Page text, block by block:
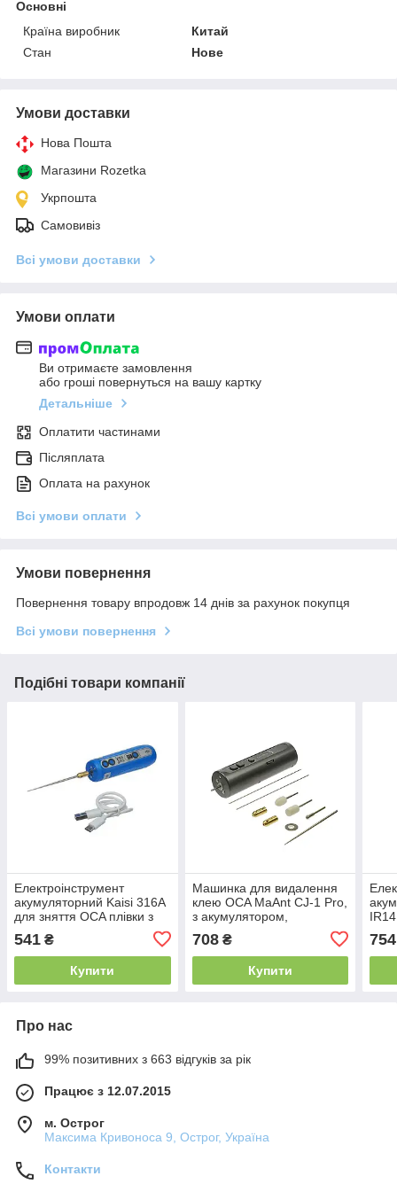
Основні
Країна виробник
Китай
Стан
Нове
Умови доставки
Нова Пошта
Магазини Rozetka
Укрпошта
Самовивіз
Всі умови доставки
Умови оплати
Ви отримаєте замовлення
або гроші повернуться на вашу картку
Детальніше
Оплатити частинами
Післяплата
Оплата на рахунок
Всі умови оплати
Умови повернення
Повернення товару впродовж 14 днів за рахунок покупця
Всі умови повернення
Подібні товари компанії
Електроінструмент
акумуляторний Kaisi 316A
для зняття OCA плівки з
дисплея, з регулюванням
крутного моменту і
підсвічуванням
541 ₴
Купити
Машинка для видалення
клею OCA MaAnt CJ-1 Pro,
з акумулятором,
моменту та підсвіткою
708₴
Купити
754
Про нас
99% позитивних з 663 відгуків за рік
Працює з 12.07.2015
м. Острог
Максима Кривоноса 9, Острог, Україна
Контакти